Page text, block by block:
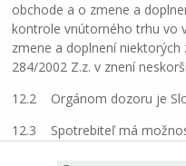
obchode a o zmene a
kontrole vnútorného trhu vo
zmene a doplnení niektorých
284/2002 Z.z. v znení
12.2 Orgánom dozoru je
12.3 Spotrebiteľ má